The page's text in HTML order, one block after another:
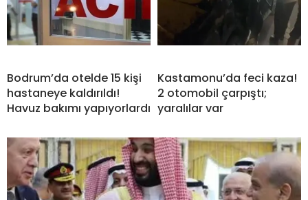
Bodrum’da otelde 15 kişi
hastaneye kaldırıldı!
Havuz bakımı yapıyorlardı
Kastamonu’da feci kaza!
2 otomobil çarpıştı;
yaralılar var